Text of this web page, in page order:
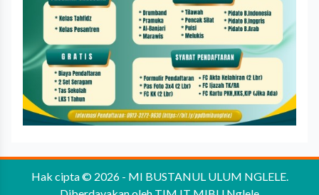
Hak cipta © 2026 - MI BUSTANUL ULUM NGLELE.